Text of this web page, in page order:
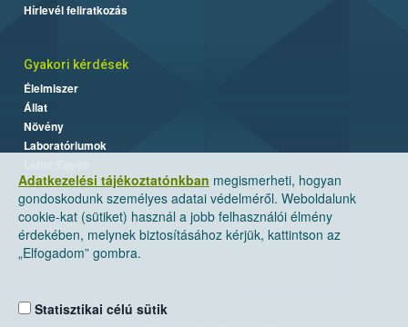
Adatkezelési tájékoztatónkban megismerheti, hogyan
gondoskodunk személyes adatai védelméről. Weboldalunk
cookie-kat (sütiket) használ a jobb felhasználói élmény
érdekében, melynek biztosításához kérjük, kattintson az
„Elfogadom” gombra.
Statisztikai célú sütik
Hírlevél feliratkozás
Gyakori kérdések
Élelmiszer
Állat
Növény
Laboratóriumok